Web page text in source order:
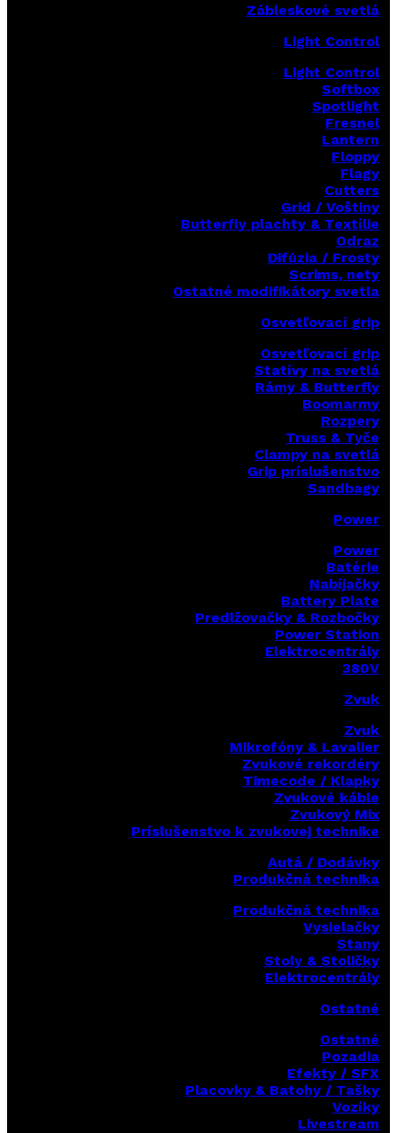
Zábleskové svetlá
Light Control
Light Control
Softbox
Spotlight
Fresnel
Lantern
Floppy
Flagy
Cutters
Grid / Voštiny
Butterfly plachty & Textílie
Odraz
Difúzia / Frosty
Scrims, nety
Ostatné modifikátory svetla
Osvetľovací grip
Osvetľovací grip
Statívy na svetlá
Rámy & Butterfly
Boomarmy
Rozpery
Truss & Tyče
Clampy na svetlá
Grip príslušenstvo
Sandbagy
Power
Power
Batérie
Nabíjačky
Battery Plate
Predlžovačky & Rozbočky
Power Station
Elektrocentrály
380V
Zvuk
Zvuk
Mikrofóny & Lavalier
Zvukové rekordéry
Timecode / Klapky
Zvukové káble
Zvukový Mix
Príslušenstvo k zvukovej technike
Autá / Dodávky
Produkčná technika
Produkčná technika
Vysielačky
Stany
Stoly & Stoličky
Elektrocentrály
Ostatné
Ostatné
Pozadia
Efekty / SFX
Placovky & Batohy / Tašky
Vozíky
Livestream